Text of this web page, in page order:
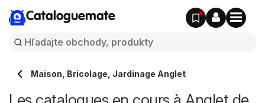
Cataloguemate
Maison, Bricolage, Jardinage Anglet